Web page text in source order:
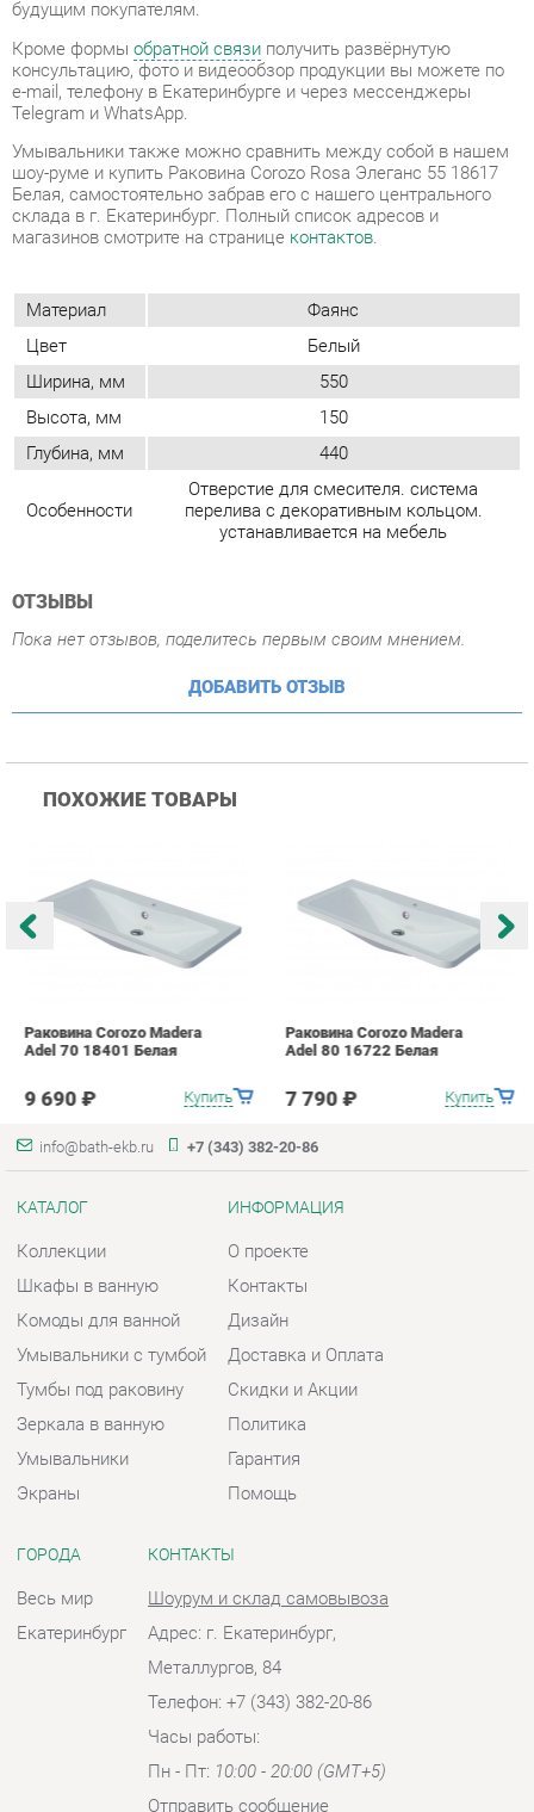
Умывальники также можно сравнить между собой в нашем
шоу-руме и купить Раковина Corozo Rosa Элеганс 55 18617
Белая, самостоятельно забрав его с нашего центрального
склада в г. Екатеринбург. Полный список адресов и
магазинов смотрите на странице контактов
Материал Фаянс
Цвет
Белый
Ширина, мм
550
Глубина, мм
440
Особенности
Отверстие для смесителя. система
перелива с декоративным кольцом.
устанавливается на мебель
ОТЗЫВЫ
Пока нет отзывов, поделитесь первым своим мнением.
ДОБАВИТЬ ОТЗЫВ
ПОХОЖИЕ ТОВАРЫ
Купить
Adel 70 18401 Белая
9 690 ₽ Купить
Adel 80 16722 Белая
7 790 ₽
КАТАЛОГ
Комоды для ванной
Тумбы под раковину
Зеркала в ванную
Умывальники
Экраны
ИНФОРМАЦИЯ
Контакты
Дизайн
Скидки и Акции
Политика
Гарантия
Помощь
Весь мир Шоурум и склад самовывоза
Часы работы:
Отправить сообщение
© 2009-2026 Ванная-Екатеринбург